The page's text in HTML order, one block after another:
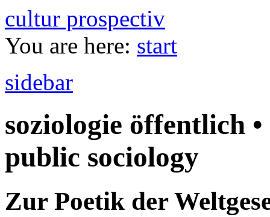
cultur prospectiv
You are here: start
sidebar
soziologie öffentlich
public sociology
Zur Poetik der